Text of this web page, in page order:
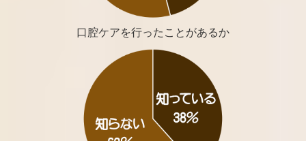
口腔ケアを行ったことがあるか